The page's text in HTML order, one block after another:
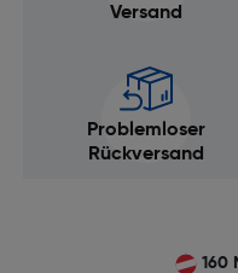
Versand
Problemloser
Rückversand
160